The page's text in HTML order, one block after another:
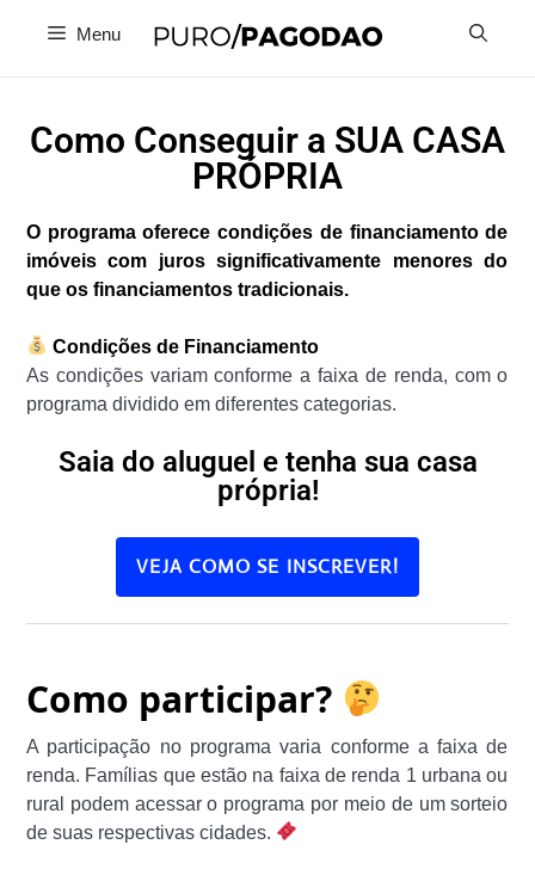
Menu
Como Conseguir a SUA CASA
PRÓPRIA
O programa oferece condições de financiamento de
imóveis com juros significativamente menores do
que os financiamentos tradicionais.
Condições de Financiamento
As condições variam conforme a faixa de renda, com o
programa dividido em diferentes categorias.
Saia do aluguel e tenha sua casa
própria!
VEJA COMO SE INSCREVER!
Como participar?
A participação no programa varia conforme a faixa de
renda. Famílias que estão na faixa de renda 1 urbana ou
rural podem acessar o programa por meio de um sorteio
de suas respectivas cidades.